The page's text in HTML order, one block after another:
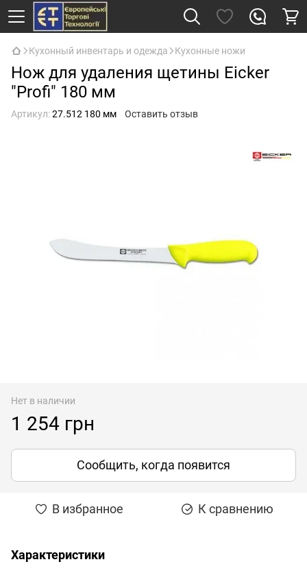
Кухонный инвентарь и одежда Кухонные ножи
Нож для удаления щетины Eicker
"Profi" 180 мм
Артикул:27.512 180 мм Оставить отзыв
Нет в наличии
1 254 грн
Сообщить, когда появится
В избранное К сравнению
Характеристики